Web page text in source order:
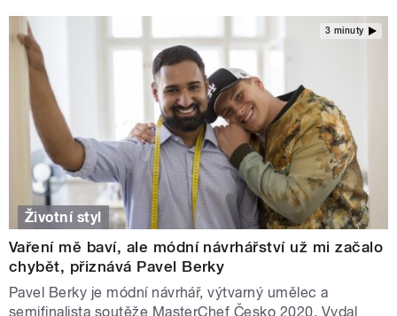
3 minuty
Životní styl
Vaření mě baví, ale módní návrhářství už mi začalo
chybět, přiznává Pavel Berky
Pavel Berky je módní návrhář, výtvarný umělec a
semifinalista soutěže MasterChef Česko 2020. Vydal